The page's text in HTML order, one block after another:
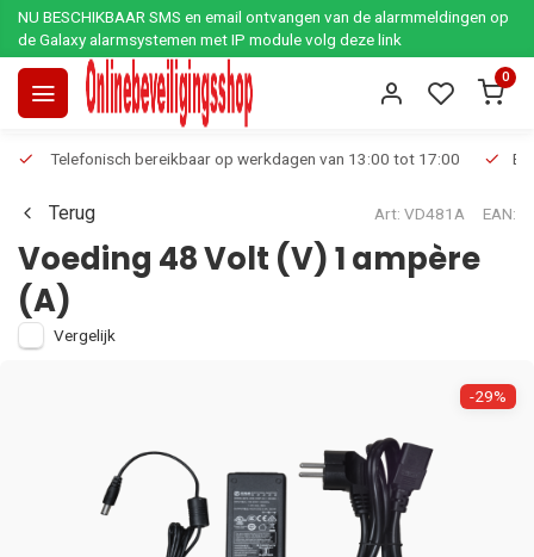
NU BESCHIKBAAR SMS en email ontvangen van de alarmmeldingen op
de Galaxy alarmsystemen met IP module volg deze link
0
Telefonisch bereikbaar op werkdagen van 13:00 tot 17:00
Terug Art: VD481A EAN:
Voeding 48 Volt (V) 1 ampère
(A)
Vergelijk
-29%